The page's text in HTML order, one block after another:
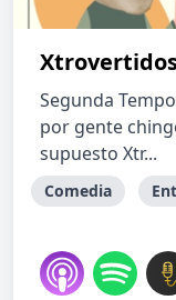
Segunda
por gente
supuesto Xtr...
Comedia